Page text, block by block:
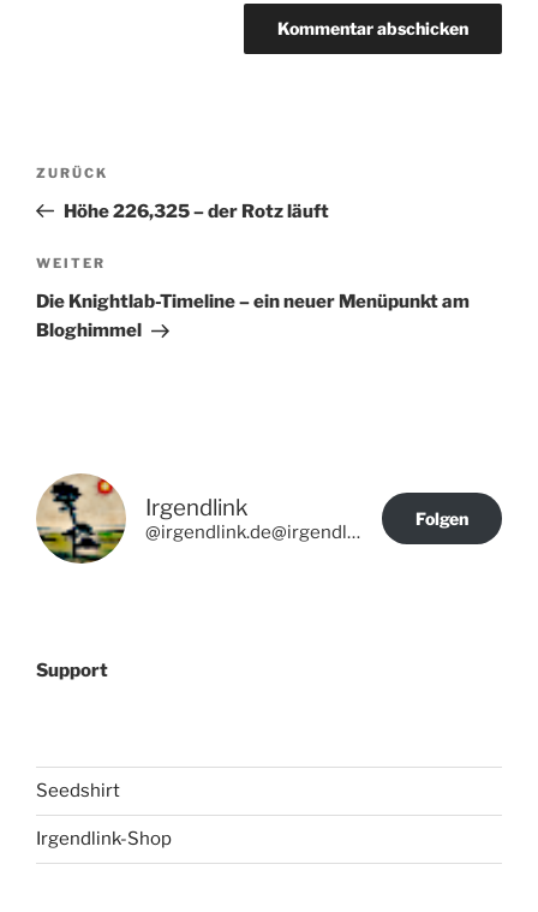
Beitragsnavigation
Vorheriger
Beitrag
ZURÜCK
Höhe 226,325 – der Rotz läuft
Nächster
Beitrag
WEITER
Die Knightlab-Timeline – ein neuer Menüpunkt am
Bloghimmel
Irgendlink
@irgendlink.de@irgendlink.de
Folgen
Support
Seedshirt
Irgendlink-Shop